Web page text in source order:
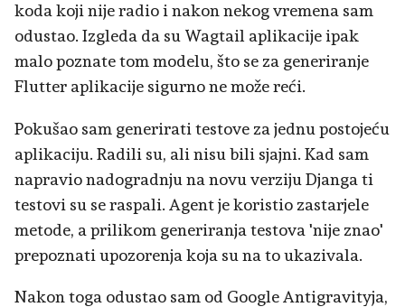
koda koji nije radio i nakon nekog vremena sam
odustao. Izgleda da su Wagtail aplikacije ipak
malo poznate tom modelu, što se za generiranje
Flutter aplikacije sigurno ne može reći.
Pokušao sam generirati testove za jednu postojeću
aplikaciju. Radili su, ali nisu bili sjajni. Kad sam
napravio nadogradnju na novu verziju Djanga ti
testovi su se raspali. Agent je koristio zastarjele
metode, a prilikom generiranja testova 'nije znao'
prepoznati upozorenja koja su na to ukazivala.
Nakon toga odustao sam od Google Antigravityja,